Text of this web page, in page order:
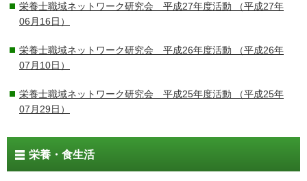
栄養士職域ネットワーク研究会 平成27年度活動 （平成27年
06月16日）
栄養士職域ネットワーク研究会 平成26年度活動 （平成26年
07月10日）
栄養士職域ネットワーク研究会 平成25年度活動 （平成25年
07月29日）
栄養・食生活